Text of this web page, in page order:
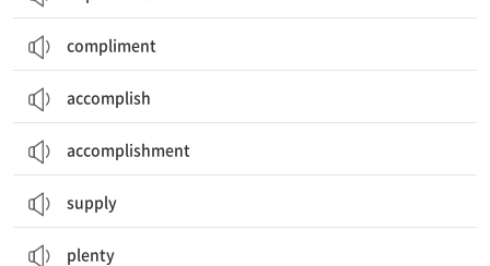
compliment
accomplish
accomplishment
supply
plenty